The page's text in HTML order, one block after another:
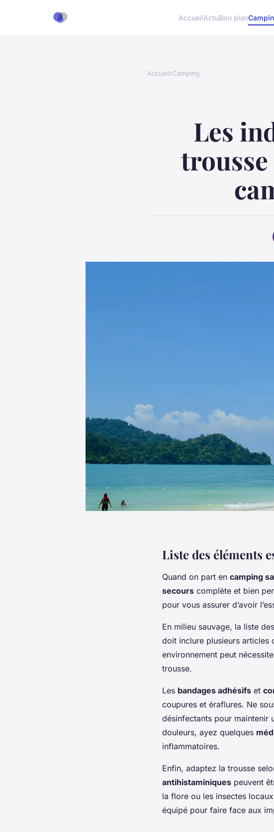
AccueilActuBon plan
Accueil›Camping
Les
Liste des éléments
Quand on part en camping
secours complète et bien
pour vous assurer d’avoir
En milieu sauvage, la liste des
doit inclure plusieurs articles
environnement peut
trousse.
Les bandages adhésifs et
coupures et éraflures. Ne
désinfectants pour maintenir
douleurs, ayez quelques
inflammatoires.
Enfin, adaptez la trousse
antihistaminiques peuvent
la flore ou les insectes
équipé pour faire face aux